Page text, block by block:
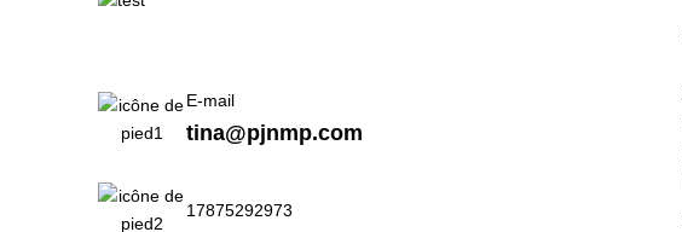
E-mail
tina@pjnmp.com
17875292973